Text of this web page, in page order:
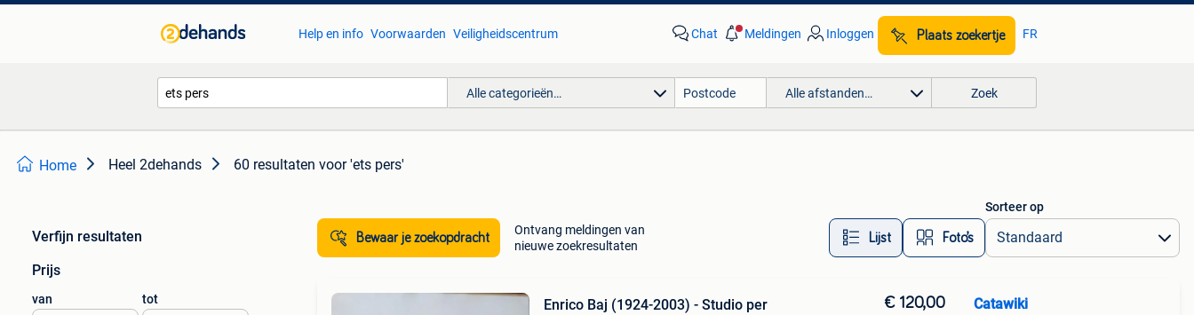
Help en info Voorwaarden Veiligheidscentrum Chat Meldingen Inloggen Plaats zoekertje FR
Alle categorieën… Alle afstanden… Zoek
Home Heel 2dehands 60 resultaten voor 'ets pers'
Verfijn resultaten
Prijs
van tot
Bewaar je zoekopdracht
Ontvang meldingen van
nieuwe zoekresultaten
Lijst Foto’s
Sorteer op
Enrico Baj (1924-2003) - Studio per
€ 120,00 Catawiki